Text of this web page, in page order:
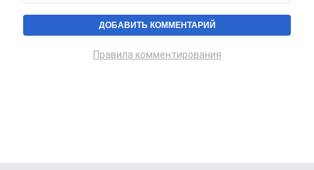
Правила комментирования